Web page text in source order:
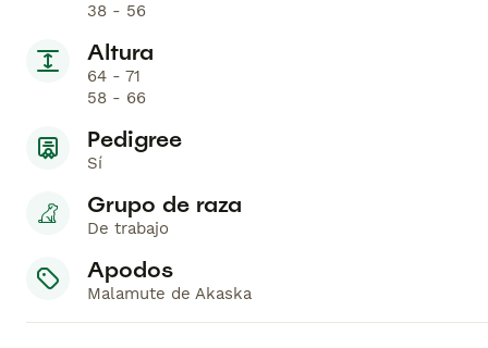
38 - 56
Altura
64 - 71
58 - 66
Pedigree
Sí
Grupo de raza
De trabajo
Apodos
Malamute de Akaska